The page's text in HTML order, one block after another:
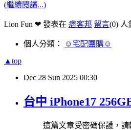
(繼續閱讀...)
Lion Fun ❤ 發表在 痞客邦 留言(0) 人
個人分類： ☺宅配團購☺
▲top
Dec 28 Sun 2025 00:30
台中 iPhone17
這篇文章受密碼保護，請